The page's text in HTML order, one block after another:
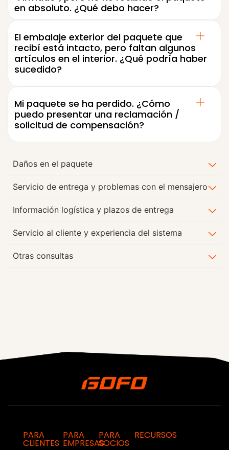
en absoluto. ¿Qué debo hacer?
El embalaje exterior del paquete que
recibí está intacto, pero faltan algunos
artículos en el interior. ¿Qué podría haber
sucedido?
Mi paquete se ha perdido. ¿Cómo
puedo presentar una reclamación /
solicitud de compensación?
Daños en el paquete
Servicio de entrega y problemas con el mensajero
Información logística y plazos de entrega
Servicio al cliente y experiencia del sistema
Otras consultas
PARA
CLIENTES
PARA
EMPRESAS
PARA
SOCIOS
RECURSOS